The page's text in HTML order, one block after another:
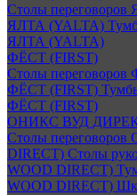
Столы
ЯЛТА (YALTA)
ЯЛТА (YALTA)
ФЁСТ (FIRST)
Столы
ФЁСТ (FIRST)
ФЁСТ (FIRST)
ОНИКС ВУД
Столы
DIRECT) Столы
WOOD DIRECT)
WOOD DIRECT)